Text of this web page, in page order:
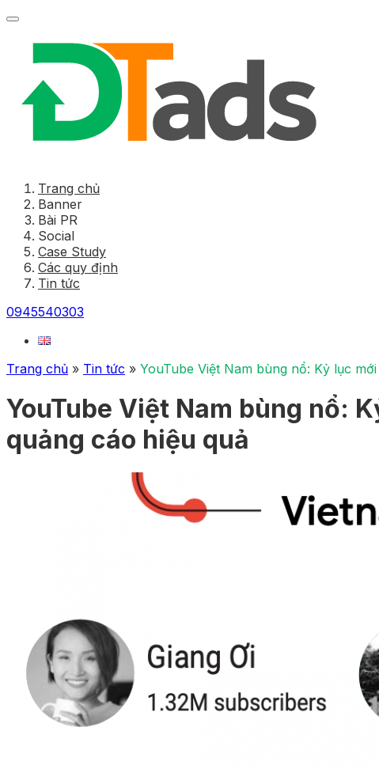
Trang chủ
Banner
Bài PR
Social
Case Study
Các quy định
Tin tức
0945540303
Trang chủ » Tin tức » YouTube Việt Nam bùng nổ: Kỷ lục
YouTube Việt Nam bùng nổ:
quảng cáo hiệu quả